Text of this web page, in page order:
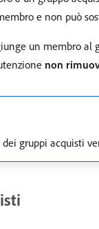
e non può
un membro
non
gruppi acquisti